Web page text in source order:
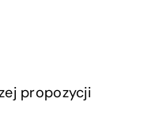
propozycji